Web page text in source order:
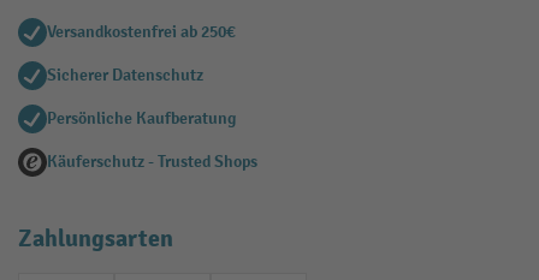
Versandkostenfrei ab 250€
Sicherer Datenschutz
Persönliche Kaufberatung
Käuferschutz - Trusted Shops
Zahlungsarten